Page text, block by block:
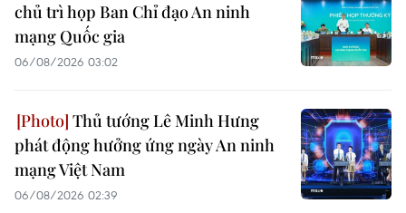
chủ trì họp Ban Chỉ đạo An ninh
mạng Quốc gia
06/08/2026 03:02
Thủ tướng Lê Minh Hưng
phát động hưởng ứng ngày An ninh
mạng Việt Nam
06/08/2026 02:39